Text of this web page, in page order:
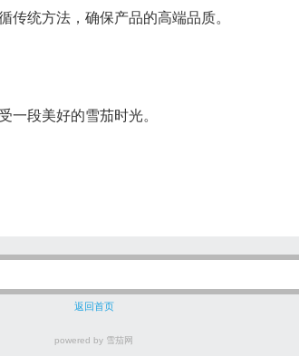
统方法，确保产品的高端品质。
一段美好的雪茄时光。
返回首页
powered by 雪茄网